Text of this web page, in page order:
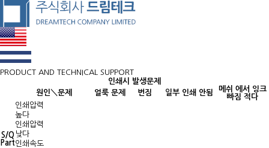
PRODUCT AND TECHNICAL SUPPORT
인쇄시 발생문제
원인＼문제
얼룩 문제 번짐 일부 인쇄 안됨
메쉬 에서 잉크
빠짐 적다
S/Q
Part
인쇄압력
높다
인쇄압력
낮다
인쇄속도